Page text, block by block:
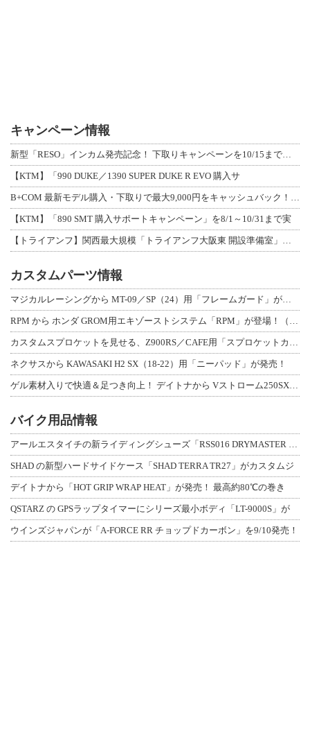
キャンペーン情報
【KTM】「990 DUKE／1390 SUPER DUKE R EVO 購入サ
【KTM】「890 SMT 購入サポートキャンペーン」を8/1～10/31まで実
カスタムパーツ情報
ネクサスから KAWASAKI H2 SX（18-22）用「ニーパッド」が発売！
バイク用品情報
SHAD の新型ハードサイドケース「SHAD TERRA TR27」がカスタムジ
デイトナから「HOT GRIP WRAP HEAT」が発売！ 最高約80℃の巻き
QSTARZ の GPSラップタイマーにシリーズ最小ボディ「LT-9000S」が
ウインズジャパンが「A-FORCE RR チョップドカーボン」を9/10発売！